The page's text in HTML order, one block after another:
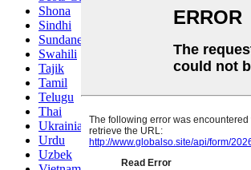
Shona
Sindhi
Sundanese
Swahili
Tajik
Tamil
Telugu
Thai
Ukrainian
Urdu
Uzbek